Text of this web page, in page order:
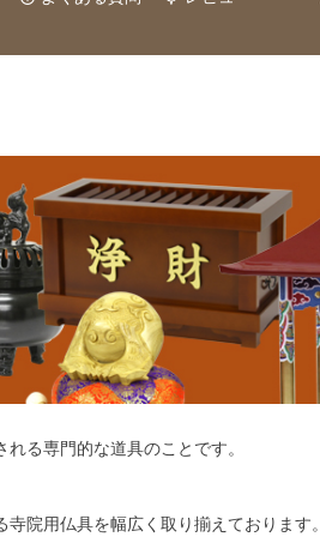
る専門的な道具のことです。
院用仏具を幅広く取り揃えております。